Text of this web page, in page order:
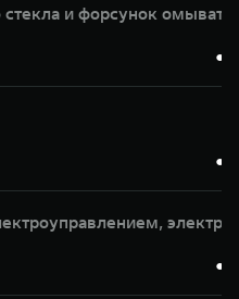
и форсунок
●
●
●